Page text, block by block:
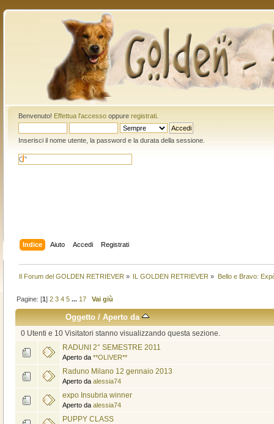
Benvenuto! Effettua l'accessooppure registrati.
Inserisci il nome utente, la password e la durata della sessione.
Indice Aiuto Accedi Registrati
Il Forum del GOLDEN RETRIEVER » IL GOLDEN RETRIEVER » Bello e Bravo:
Pagine: [1]2 3 4 5 ... 17 Vai giù
Oggetto/Aperto da
0 Utenti e 10 Visitatori stanno visualizzando questa sezione.
RADUNI 2° SEMESTRE 2011
Aperto da **OLIVER**
Raduno Milano 12 gennaio 2013
Aperto da alessia74
expo Insubria winner
Aperto da alessia74
PUPPY CLASS